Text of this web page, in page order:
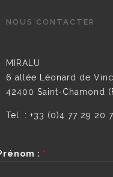
NOUS CONTACTER
MIRALU
6 allée Léonard de
42400 Saint-Chamond
Tel. : +33 (0)4 77 29 20
: *